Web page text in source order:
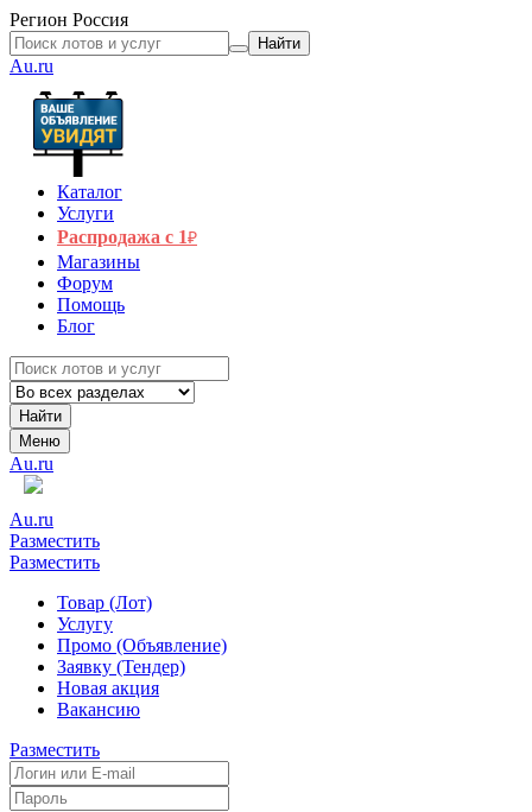
Регион Россия
Найти
Au.ru
Каталог
Услуги
Распродажа с 1₽
Магазины
Форум
Помощь
Блог
Найти
Меню
Au.ru
Au.ru
Разместить
Разместить
Товар (Лот)
Услугу
Промо (Объявление)
Заявку (Тендер)
Новая акция
Вакансию
Разместить